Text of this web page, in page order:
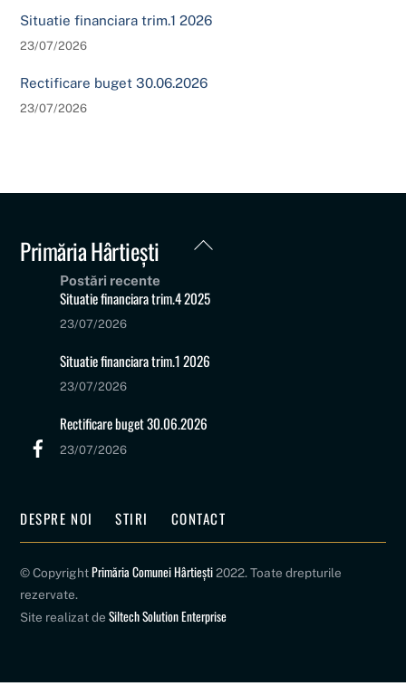
Situatie financiara trim.1 2026
23/07/2026
Rectificare buget 30.06.2026
23/07/2026
Back
Primăria Hârtiești
Postări recente
Situatie financiara trim.4 2025
23/07/2026
Situatie financiara trim.1 2026
23/07/2026
Rectificare buget 30.06.2026
23/07/2026
DESPRE NOI STIRI CONTACT
© Copyright Primăria Comunei Hârtiești2022. Toate drepturile
rezervate.
Site realizat deSiltech Solution Enterprise